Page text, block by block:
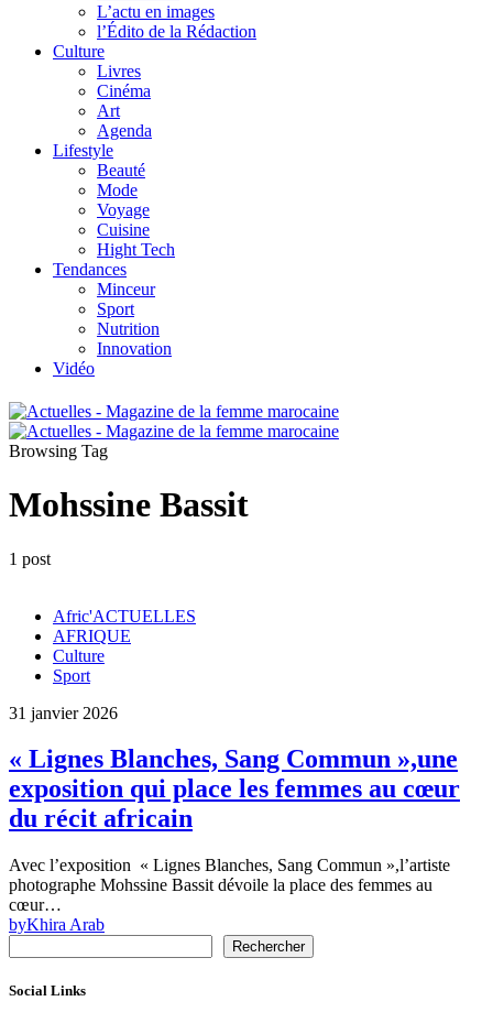
L’actu en images
l’Édito de la Rédaction
Culture
Livres
Cinéma
Art
Agenda
Lifestyle
Beauté
Mode
Voyage
Cuisine
Hight Tech
Tendances
Minceur
Sport
Nutrition
Innovation
Vidéo
Browsing Tag
Mohssine Bassit
1 post
Afric'ACTUELLES
AFRIQUE
Culture
Sport
31 janvier 2026
« Lignes Blanches, Sang Commun »,une
exposition qui place les femmes au cœur
du récit africain
Avec l’exposition « Lignes Blanches, Sang Commun »,l’artiste
photographe Mohssine Bassit dévoile la place des femmes au
cœur…
byKhira Arab
Rechercher
Social Links